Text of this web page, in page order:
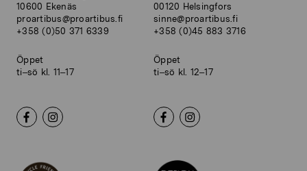
10600 Ekenäs
proartibus@proartibus.fi
+358 (0)50 371 6339
Öppet
ti–sö kl. 11–17
00120 Helsingfors
sinne@proartibus.fi
+358 (0)45 883 3716
Öppet
ti–sö kl. 12–17